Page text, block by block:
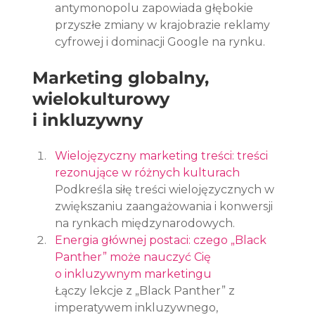
antymonopolu zapowiada głębokie
przyszłe zmiany w krajobrazie reklamy
cyfrowej i dominacji Google na rynku.
Marketing globalny,
wielokulturowy
i inkluzywny
Wielojęzyczny marketing treści: treści
rezonujące w różnych kulturach
Podkreśla siłę treści wielojęzycznych w
zwiększaniu zaangażowania i konwersji
na rynkach międzynarodowych.
Energia głównej postaci: czego „Black
Panther” może nauczyć Cię
o inkluzywnym marketingu
Łączy lekcje z „Black Panther” z
imperatywem inkluzywnego,